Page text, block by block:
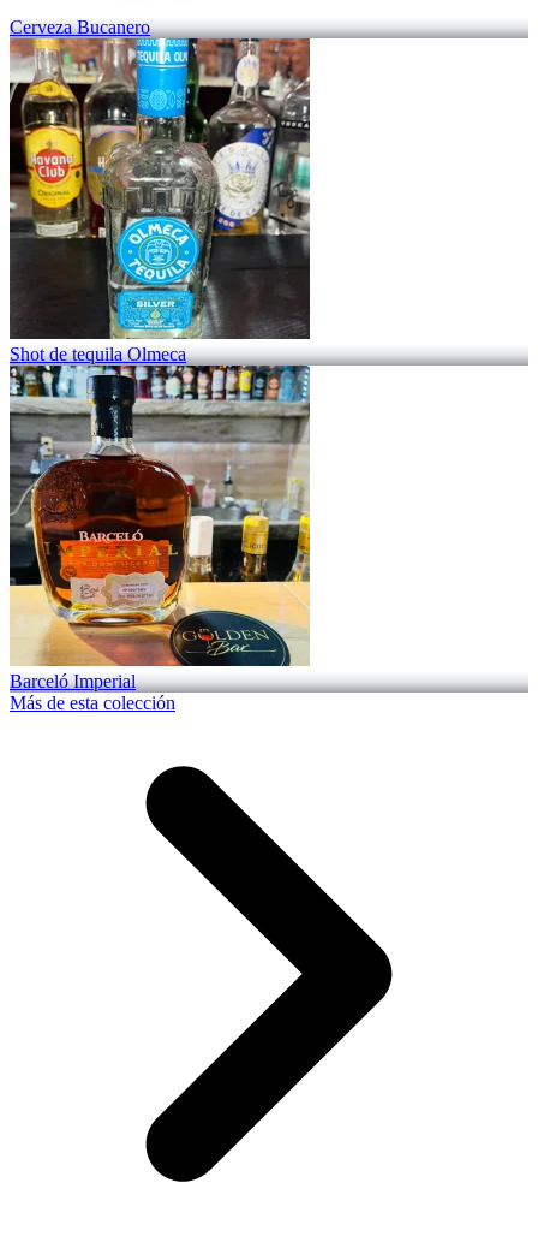
Cerveza Bucanero
Shot de tequila Olmeca
Barceló Imperial
Más de esta colección